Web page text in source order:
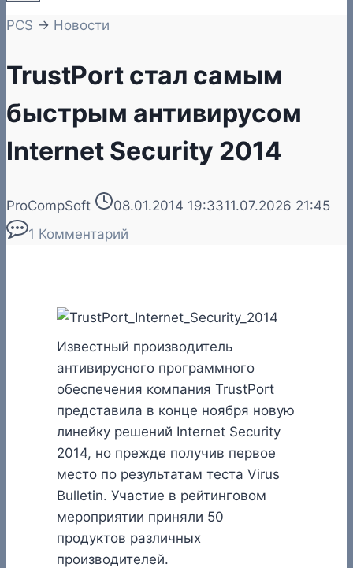
PCS → Новости
TrustPort стал самым
быстрым антивирусом
Internet Security 2014
ProCompSoft 08.01.2014 19:3311.07.2026 21:45
1 Комментарий
Известный производитель
антивирусного программного
обеспечения компания TrustPort
представила в конце ноября новую
линейку решений Internet Security
2014, но прежде получив первое
место по результатам теста Virus
Bulletin. Участие в рейтинговом
мероприятии приняли 50
продуктов различных
производителей.